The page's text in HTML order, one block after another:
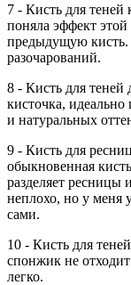
7 - Кисть для теней
поняла эффект
предыдущую кисть.
разочарований.
8 - Кисть для
кисточка,
и натуральных
9 - Кисть для
обыкновенная
разделяет
неплохо, но у меня
сами.
10 - Кисть для
спонжик не
легко.